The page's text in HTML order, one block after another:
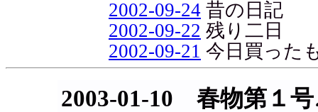
2002-09-24 昔の日記
2002-09-22 残り二日
2002-09-21 今日買った
2003-01-10 春物第１号